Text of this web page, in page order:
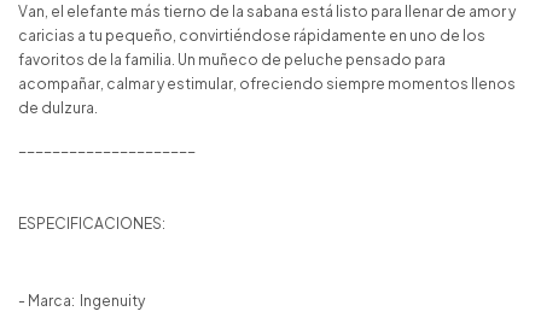
Van, el elefante más tierno de la sabana está listo para llenar de amor y
caricias a tu pequeño, convirtiéndose rápidamente en uno de los
favoritos de la familia. Un muñeco de peluche pensado para
acompañar, calmar y estimular, ofreciendo siempre momentos llenos
de dulzura.
ESPECIFICACIONES:
- Marca: Ingenuity